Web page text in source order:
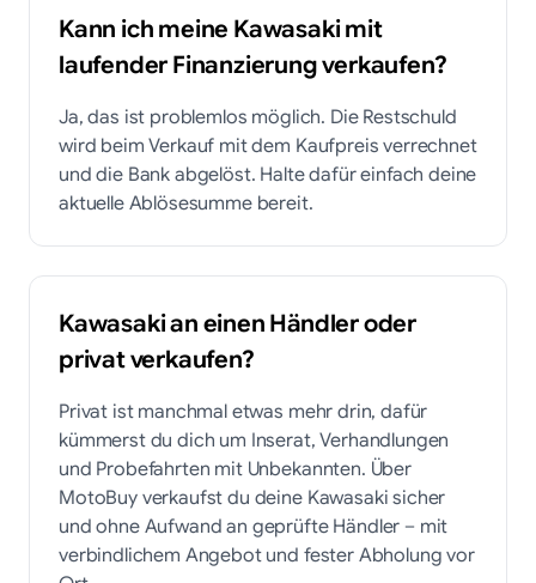
Kann ich meine Kawasaki mit
laufender Finanzierung verkaufen?
Ja, das ist problemlos möglich. Die Restschuld
wird beim Verkauf mit dem Kaufpreis verrechnet
und die Bank abgelöst. Halte dafür einfach deine
aktuelle Ablösesumme bereit.
Kawasaki an einen Händler oder
privat verkaufen?
Privat ist manchmal etwas mehr drin, dafür
kümmerst du dich um Inserat, Verhandlungen
und Probefahrten mit Unbekannten. Über
MotoBuy verkaufst du deine Kawasaki sicher
und ohne Aufwand an geprüfte Händler – mit
verbindlichem Angebot und fester Abholung vor